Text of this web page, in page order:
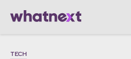
TECH